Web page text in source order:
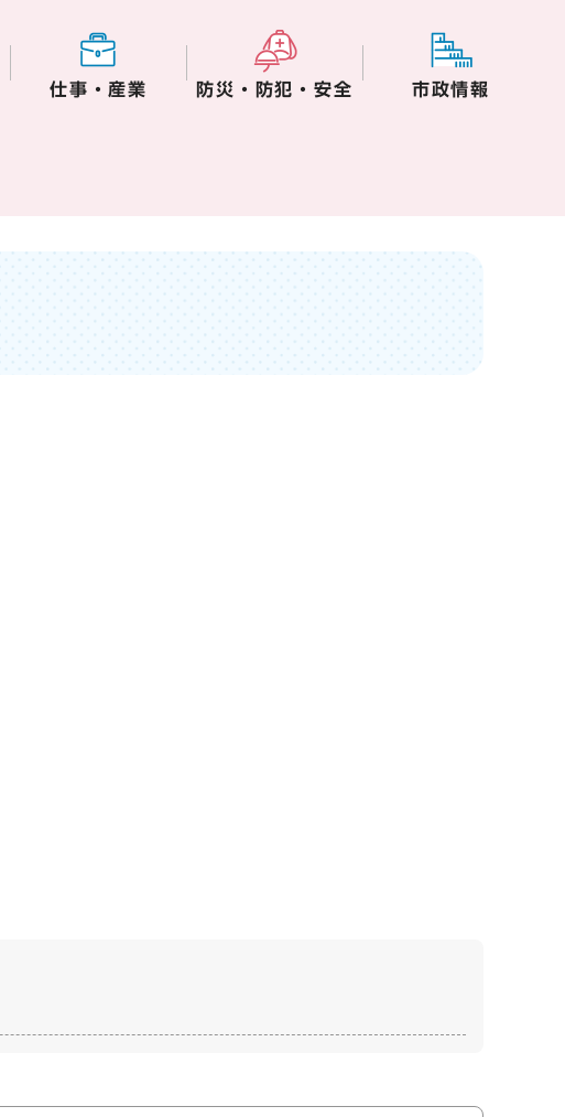
仕事・産業 防災・防犯・安全 市政情報